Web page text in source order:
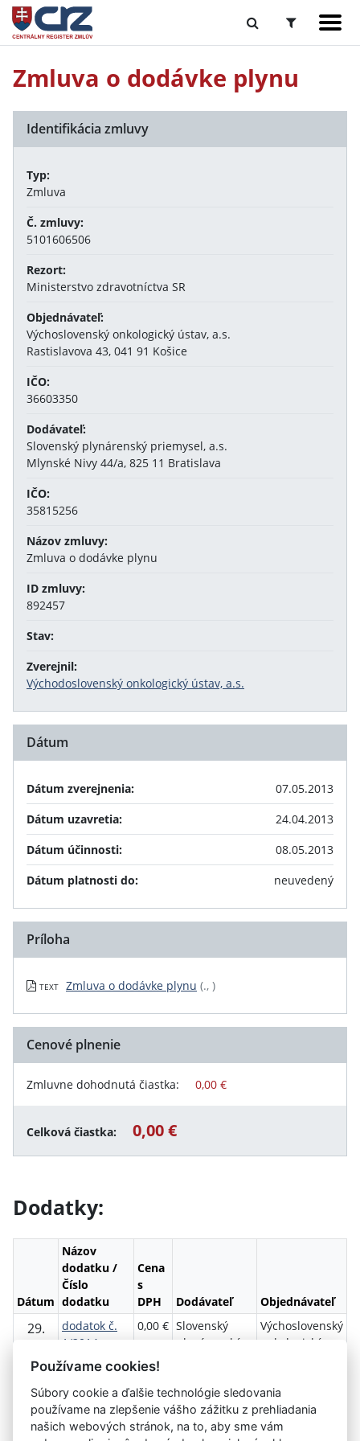
Zmluva o dodávke plynu
Identifikácia zmluvy
Typ:
Zmluva
Č. zmluvy:
5101606506
Rezort:
Ministerstvo zdravotníctva SR
Objednávateľ:
Výchoslovenský onkologický ústav, a.s.
Rastislavova 43, 041 91 Košice
IČO:
36603350
Dodávateľ:
Slovenský plynárenský priemysel, a.s.
Mlynské Nivy 44/a, 825 11 Bratislava
IČO:
35815256
Názov zmluvy:
Zmluva o dodávke plynu
ID zmluvy:
892457
Stav:
Zverejnil:
Východoslovenský onkologický ústav, a.s.
Dátum
Dátum zverejnenia:
07.05.2013
Dátum uzavretia:
24.04.2013
Dátum účinnosti:
08.05.2013
Dátum platnosti do:
neuvedený
Príloha
TEXT Zmluva o dodávke plynu (., )
Cenové plnenie
Zmluvne dohodnutá čiastka: 0,00 €
Celková čiastka: 0,00 €
Dodatky:
Dátum
Názov
dodatku /
Číslo
dodatku
Cena
s
DPH
Dodávateľ Objednávateľ
29.
2014
dodatok č.
1/2014
1/2014
0,00 € Slovenský
plynárenský
Výchoslovenský
onkologický
Návrat späť
Používame cookies!
Súbory cookie a ďalšie technológie sledovania
používame na zlepšenie vášho zážitku z prehliadania
našich webových stránok, na to, aby sme vám